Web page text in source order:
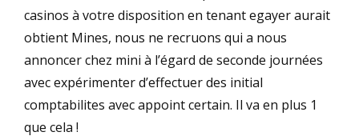
casinos à votre disposition en tenant egayer aurait
obtient Mines, nous ne recruons qui a nous
annoncer chez mini à l’égard de seconde journées
avec expérimenter d’effectuer des initial
comptabilites avec appoint certain. Il va en plus 1
que cela !